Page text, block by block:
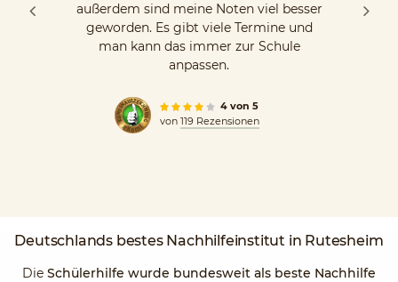
außerdem sind meine Noten viel besser
geworden. Es gibt viele Termine und
man kann das immer zur Schule
anpassen.
4 von 5
von 119 Rezensionen
Deutschlands bestes Nachhilfeinstitut in Rutesheim
Die Schülerhilfe wurde bundesweit als beste Nachhilfe